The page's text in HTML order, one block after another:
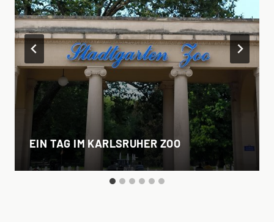
EIN TAG IM KARLSRUHER ZOO